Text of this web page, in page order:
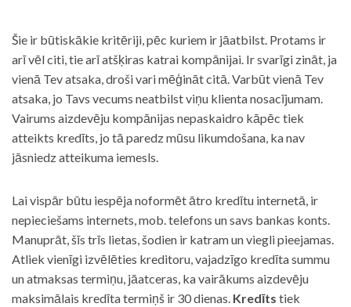
Šie ir būtiskākie kritēriji, pēc kuriem ir jāatbilst. Protams ir
arī vēl citi, tie arī atšķiras katrai kompānijai. Ir svarīgi zināt, ja
vienā Tev atsaka, droši vari mēģināt citā. Varbūt vienā Tev
atsaka, jo Tavs vecums neatbilst viņu klienta nosacījumam.
Vairums aizdevēju kompānijas nepaskaidro kāpēc tiek
atteikts kredīts, jo tā paredz mūsu likumdošana, ka nav
jāsniedz atteikuma iemesls.
Lai vispār būtu iespēja noformēt ātro kredītu internetā, ir
nepieciešams internets, mob. telefons un savs bankas konts.
Manuprāt, šīs trīs lietas, šodien ir katram un viegli pieejamas.
Atliek vienīgi izvēlēties kreditoru, vajadzīgo kredīta summu
un atmaksas termiņu, jāatceras, ka vairākums aizdevēju
maksimālais kredīta termiņš ir 30 dienas. Kredīts tiek